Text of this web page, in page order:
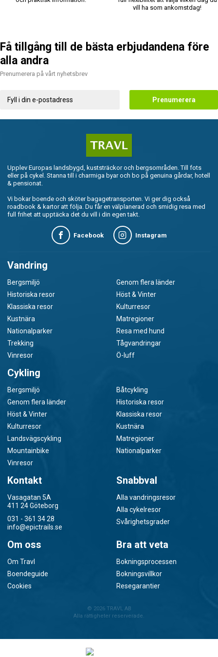
vill ha som ankomstdag!
Få tillgång till de bästa erbjudandena före
alla andra
Prenumerera på vårt nyhetsbrev
Prenumerera
Upplev Europas landsbygd, kuststräckor och bergsområden. Till fots
eller på cykel. Stanna till i charmiga byar och bo på genuina gårdar, hotell
& pensionat.
Vi bokar boende och sköter bagagetransporten. Vi ger dig också
roadbook & kartor att följa. Du får en välplanerad och smidig resa med
full frihet att upptäcka det du vill i din egen takt.
Facebook Instagram
Vandring
Bergsmiljö
Historiska resor
Klassiska resor
Kustnära
Nationalparker
Trekking
Vinresor
Genom flera länder
Höst & Vinter
Kulturresor
Matregioner
Resa med hund
Tågvandringar
Ö-luff
Cykling
Bergsmiljö
Genom flera länder
Höst & Vinter
Kulturresor
Landsvägscykling
Mountainbike
Vinresor
Båtcykling
Historiska resor
Klassiska resor
Kustnära
Matregioner
Nationalparker
Kontakt
Vasagatan 5A
411 24 Göteborg
031 - 361 34 28
info@epictrails.se
Snabbval
Alla vandringsresor
Alla cykelresor
Svårighetsgrader
Om oss
Om Travl
Boendeguide
Cookies
Bra att veta
Bokningsprocessen
Bokningsvillkor
Resegarantier
© 2026 TRAVL AB
Alla rättigheter reserverade.